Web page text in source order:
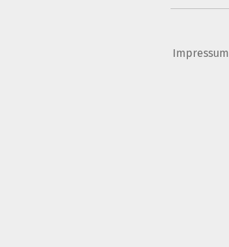
Impressum